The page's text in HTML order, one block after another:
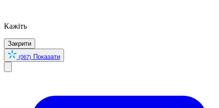
Кажіть
Закрити
(067) Показати